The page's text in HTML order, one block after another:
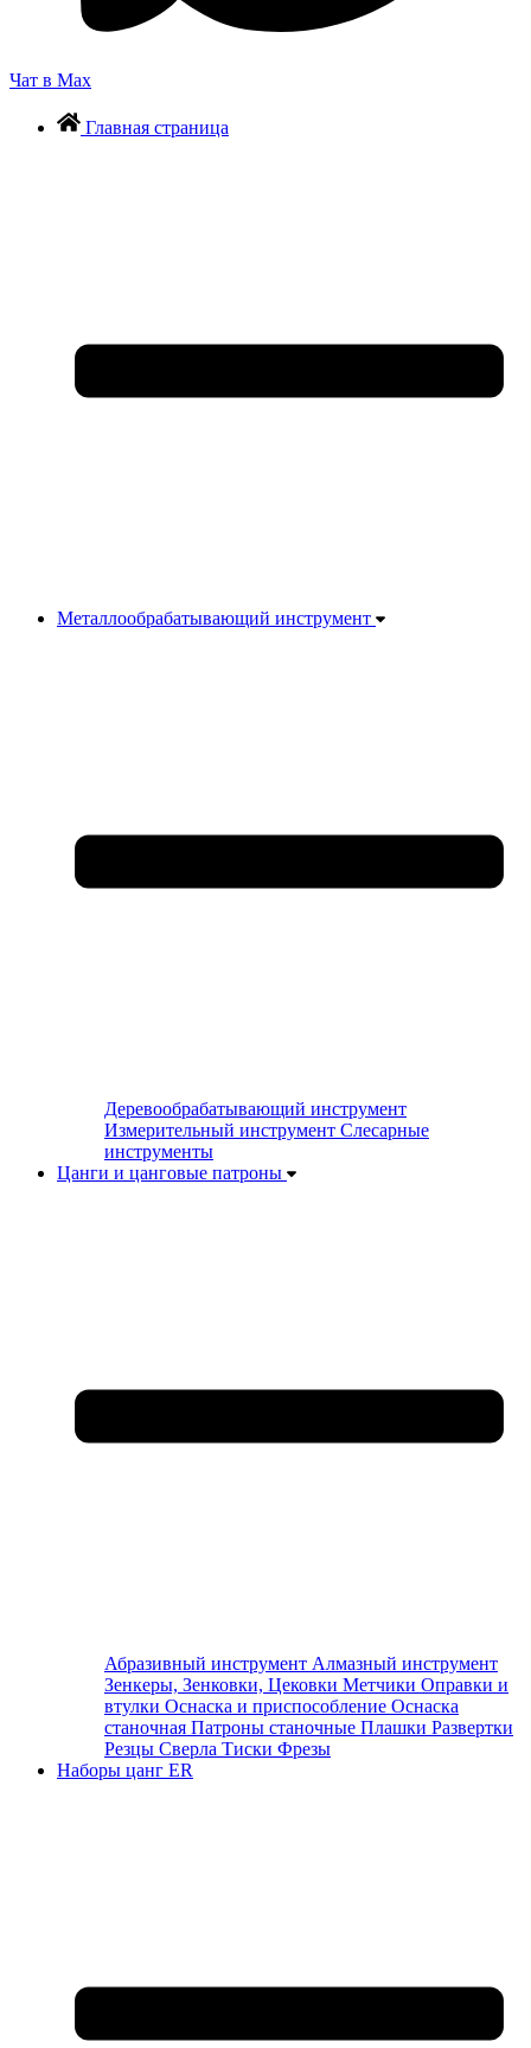
Чат в Max
Главная страница
Металлообрабатывающий инструмент
Деревообрабатывающий инструмент
Измерительный инструмент Слесарные
инструменты
Цанги и цанговые патроны
Абразивный инструмент Алмазный инструмент
Зенкеры, Зенковки, Цековки Метчики Оправки и
втулки Оснаска и приспособление Оснаска
станочная Патроны станочные Плашки Развертки
Резцы Сверла Тиски Фрезы
Наборы цанг ER